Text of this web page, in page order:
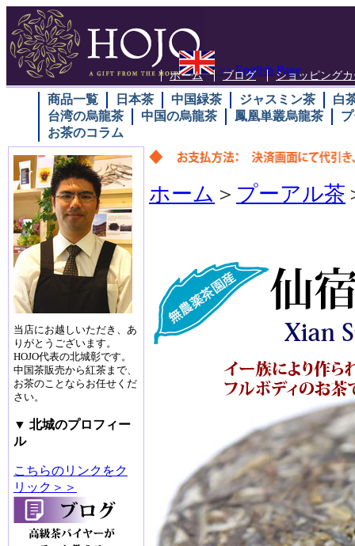
>> English Page
ホーム ブログ ショッピング
商品一覧 日本茶 中国緑茶 ジャスミン茶
白
台湾の烏龍茶
中国の烏龍茶 鳳凰単叢烏龍茶
お茶のコラム
当店にお越しいただき、あ
りがとうございます。
HOJO代表の北城彰です。
中国茶販売から紅茶まで、
お茶のことならお任せくだ
さい。
▼ 北城のプロフィー
ル
こちらのリンクをク
リック＞＞
ホーム ＞ プーアル茶